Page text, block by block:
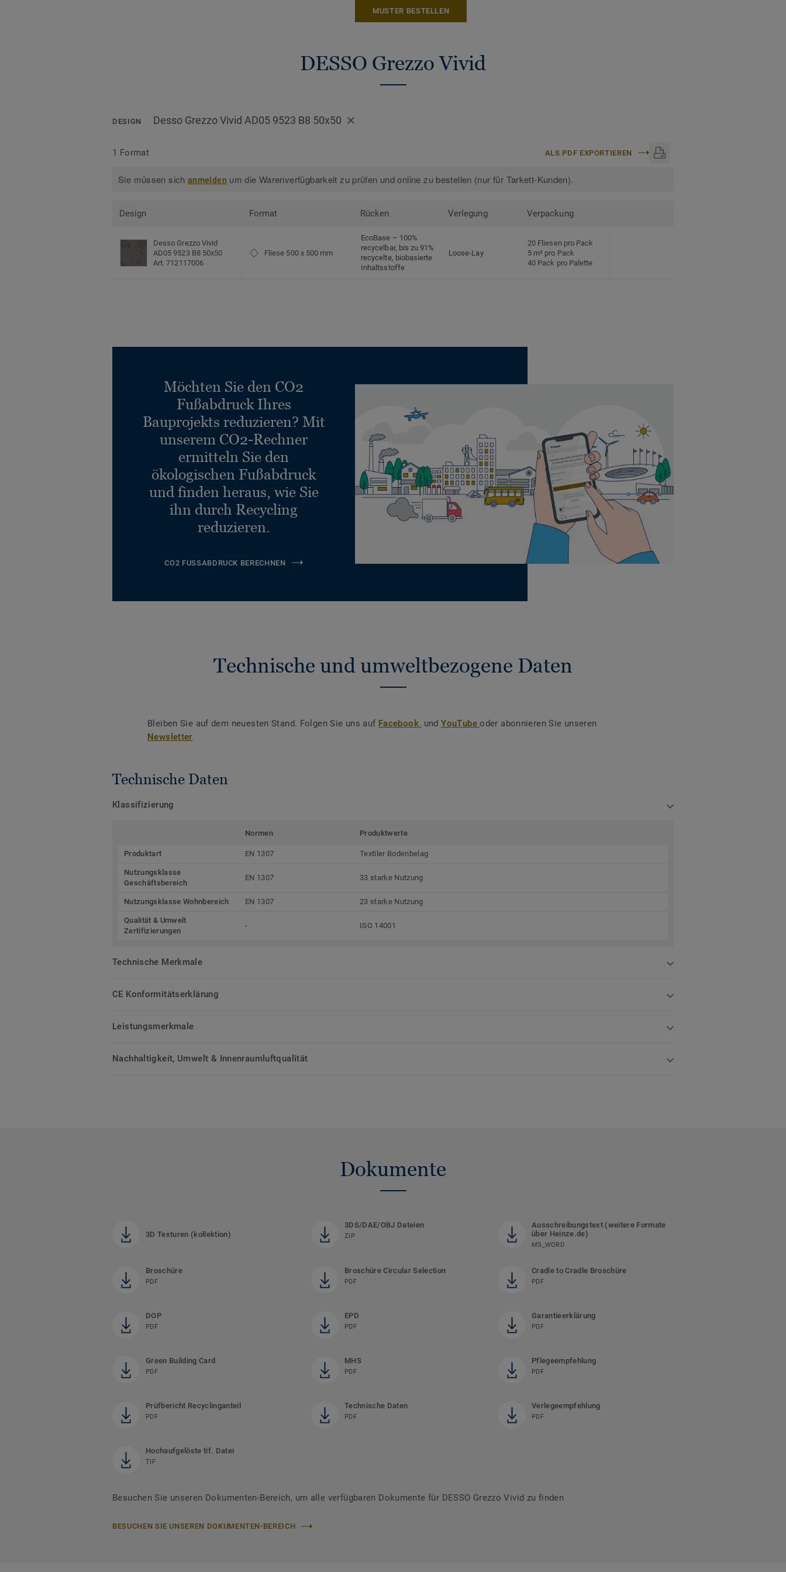
Mehr über DESSO Teppichfliesen erfahren:
MUSTER BESTELLEN
DESSO Grezzo Vivid
DESIGN Desso Grezzo Vivid AD05 9523 B8 50x50
1 Format ALS PDF EXPORTIEREN
Sie müssen sichanmelden um die Warenverfügbarkeit zu prüfen und online zu bestellen (nur für Tarkett-Kunden).
Design Format Rücken Verlegung Verpackung
Desso Grezzo Vivid
AD05 9523 B8 50x50
Art. 712117006
Fliese 500 x 500 mm
EcoBase – 100%
recycelbar, bis zu 91%
recycelte, biobasierte
Inhaltsstoffe
Loose-Lay
20 Fliesen pro Pack
5 m² pro Pack
40 Pack pro Palette
Möchten Sie den CO2
Fußabdruck Ihres
Bauprojekts reduzieren? Mit
unserem CO2-Rechner
ermitteln Sie den
ökologischen Fußabdruck
und finden heraus, wie Sie
ihn durch Recycling
reduzieren.
CO2 FUSSABDRUCK BERECHNEN
Technische und umweltbezogene Daten
Bleiben Sie auf dem neuesten Stand. Folgen Sie uns auf Facebook undYouTubeoder abonnieren Sie unseren
Newsletter.
Technische Daten
Klassifizierung
Normen Produktwerte
Produktart EN 1307 Textiler Bodenbelag
Nutzungsklasse
Geschäftsbereich
EN 1307 33 starke Nutzung
Nutzungsklasse Wohnbereich EN 1307 23 starke Nutzung
Qualität & Umwelt
Zertifizierungen
- ISO 14001
Technische Merkmale
CE Konformitätserklärung
Leistungsmerkmale
Nachhaltigkeit, Umwelt & Innenraumluftqualität
Dokumente
3D Texturen (kollektion)
3DS/DAE/OBJ Dateien
ZIP
Ausschreibungstext (weitere Formate
über Heinze.de)
MS_WORD
Broschüre
PDF
Broschüre Circular Selection
PDF
Cradle to Cradle Broschüre
PDF
DOP
PDF
EPD
PDF
Garantieerklärung
PDF
Green Building Card
PDF
MHS
PDF
Pflegeempfehlung
PDF
Prüfbericht Recyclinganteil
PDF
Technische Daten
PDF
Verlegeempfehlung
PDF
Hochaufgelöste tif. Datei
TIF
Besuchen Sie unseren Dokumenten-Bereich, um alle verfügbaren Dokumente für DESSO Grezzo Vivid zu finden
BESUCHEN SIE UNSEREN DOKUMENTEN-BEREICH